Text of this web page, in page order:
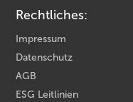
Rechtliches:
Impressum
Datenschutz
AGB
ESG Leitlinien